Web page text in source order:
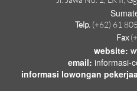
Telp. (+62) 61
Fax
website:
email: informasi-
informasi lowongan